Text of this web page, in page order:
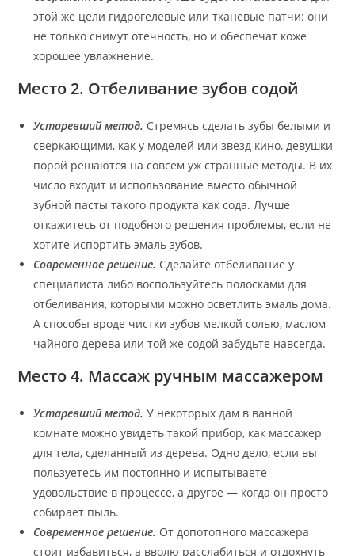
этой же цели гидрогелевые или тканевые патчи: они
не только снимут отечность, но и обеспечат коже
хорошее увлажнение.
Место 2. Отбеливание зубов содой
Устаревший метод. Стремясь сделать зубы белыми и
сверкающими, как у моделей или звезд кино, девушки
порой решаются на совсем уж странные методы. В их
число входит и использование вместо обычной
зубной пасты такого продукта как сода. Лучше
откажитесь от подобного решения проблемы, если не
хотите испортить эмаль зубов.
Современное решение. Сделайте отбеливание у
специалиста либо воспользуйтесь полосками для
отбеливания, которыми можно осветлить эмаль дома.
А способы вроде чистки зубов мелкой солью, маслом
чайного дерева или той же содой забудьте навсегда.
Место 4. Массаж ручным массажером
Устаревший метод.У некоторых дам в ванной
комнате можно увидеть такой прибор, как массажер
для тела, сделанный из дерева. Одно дело, если вы
пользуетесь им постоянно и испытываете
удовольствие в процессе, а другое — когда он просто
собирает пыль.
Современное решение. От допотопного массажера
стоит избавиться, а вволю расслабиться и отдохнуть